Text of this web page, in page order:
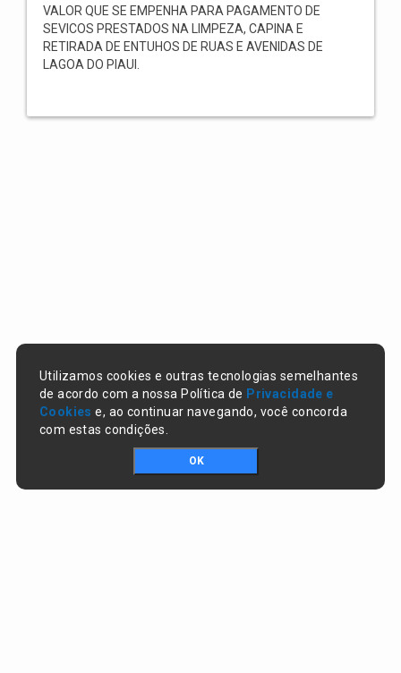
VALOR QUE SE EMPENHA PARA PAGAMENTO DE
SEVICOS PRESTADOS NA LIMPEZA, CAPINA E
RETIRADA DE ENTUHOS DE RUAS E AVENIDAS DE
LAGOA DO PIAUI.
Utilizamos cookies e outras tecnologias semelhantes
de acordo com a nossa Política de Privacidade e
Cookies e, ao continuar navegando, você concorda
com estas condições.
OK